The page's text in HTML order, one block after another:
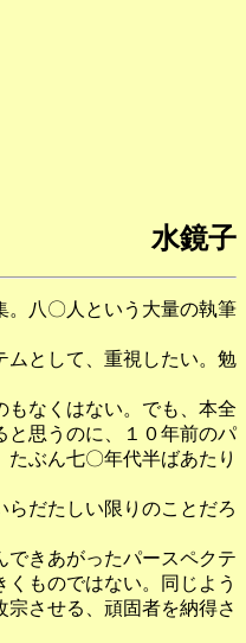
水鏡子
。八〇人という大量の執筆
として、重視したい。勉
なくはない。でも、本全
と思うのに、１０年前のパ
ぶん七〇年代半ばあたり
だたしい限りのことだろ
きあがったパースペクテ
ものではない。同じよう
させる、頑固者を納得さ